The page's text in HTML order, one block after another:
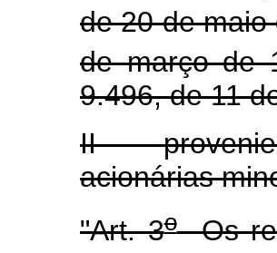
de 20 de
de março de
9.496, de 11
II -
acionárias
"Art. 3oOs